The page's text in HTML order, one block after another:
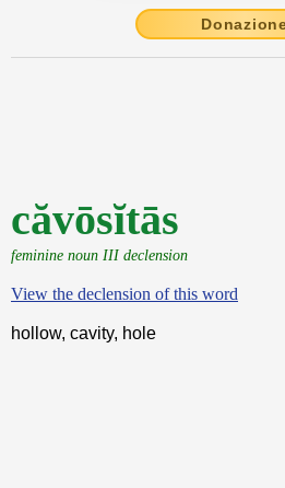
căvōsĭtās
feminine noun III declension
View the declension of this word
hollow, cavity, hole